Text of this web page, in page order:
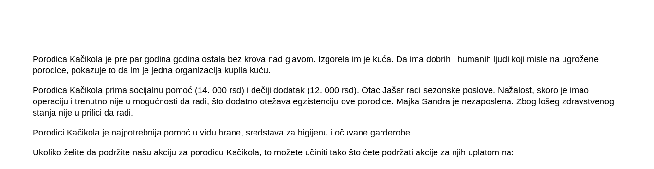
Porodica Kačikola je pre par godina godina ostala bez krova nad glavom. Izgorela im je kuća. Da ima dobrih i humanih ljudi koji misle na ugrožene
porodice, pokazuje to da im je jedna organizacija kupila kuću.
Porodica Kačikola prima socijalnu pomoć (14. 000 rsd) i dečiji dodatak (12. 000 rsd). Otac Jašar radi sezonske poslove. Nažalost, skoro je imao
operaciju i trenutno nije u mogućnosti da radi, što dodatno otežava egzistenciju ove porodice. Majka Sandra je nezaposlena. Zbog lošeg zdravstvenog
stanja nije u prilici da radi.
Porodici Kačikola je najpotrebnija pomoć u vidu hrane, sredstava za higijenu i očuvane garderobe.
Ukoliko želite da podržite našu akciju za porodicu Kačikola, to možete učiniti tako što ćete podržati akcije za njih uplatom na: